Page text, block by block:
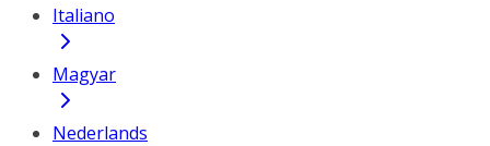
Italiano
Magyar
Nederlands